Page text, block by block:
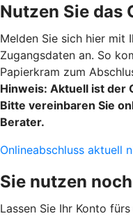
Nutzen Sie das
Melden Sie sich hier mit
Zugangsdaten an. So
Papierkram zum
Hinweis: Aktuell ist der
Bitte vereinbaren Sie
Berater.
Onlineabschluss aktuell
Sie nutzen
Lassen Sie Ihr Konto